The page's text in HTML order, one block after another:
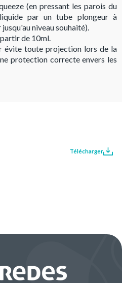
(en pressant les parois du
par un tube plongeur à
niveau souhaité).
de 10ml.
évite toute projection lors de la
protection correcte envers les
Télécharger